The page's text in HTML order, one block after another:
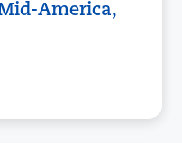
America,